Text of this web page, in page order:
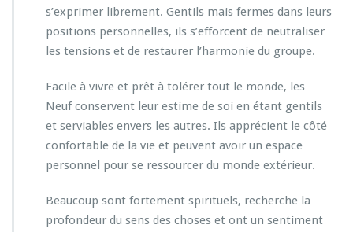
s’exprimer librement. Gentils mais fermes dans leurs
positions personnelles, ils s’efforcent de neutraliser
les tensions et de restaurer l’harmonie du groupe.
Facile à vivre et prêt à tolérer tout le monde, les
Neuf conservent leur estime de soi en étant gentils
et serviables envers les autres. Ils apprécient le côté
confortable de la vie et peuvent avoir un espace
personnel pour se ressourcer du monde extérieur.
Beaucoup sont fortement spirituels, recherche la
profondeur du sens des choses et ont un sentiment